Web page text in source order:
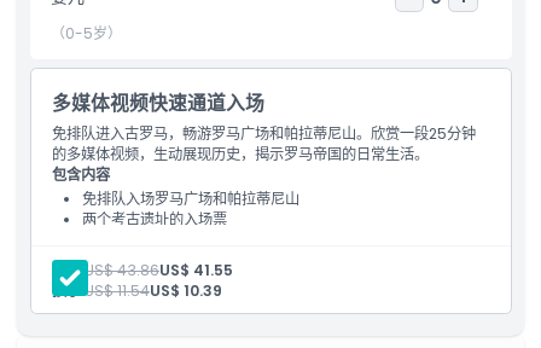
亮点
包含项
儿童成人政策
排除项
（0-5岁）
多媒体视频快速通道入场
免排队进入古罗马，畅游罗马广场和帕拉蒂尼山。欣赏一段25分钟
的多媒体视频，生动展现历史，揭示罗马帝国的日常生活。
包含内容
免排队入场罗马广场和帕拉蒂尼山
两个考古遗址的入场票
集合点的导览和协助
自由时间自行探索遗迹
成人: US$ 43.86US$ 41.55
孩子: US$ 11.54US$ 10.39